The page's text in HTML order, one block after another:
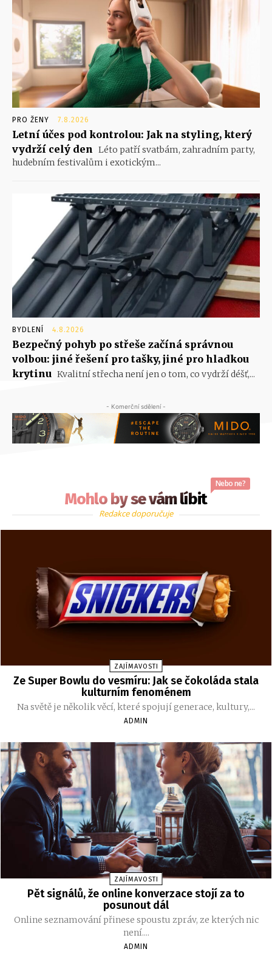
PRO ŽENY 7.8.2026
Letní účes pod kontrolou: Jak na styling, který
vydrží celý den
Léto patří svatbám, zahradním party,
hudebním festivalům i exotickým...
BYDLENÍ 4.8.2026
Bezpečný pohyb po střeše začíná správnou
volbou: jiné řešení pro tašky, jiné pro hladkou
krytinu Kvalitní střecha není jen o tom, co vydrží déšť,...
- Komerční sdělení -
Mohlo by se vám líbit
Nebo ne?
Redakce doporučuje
ZAJÍMAVOSTI
Ze Super Bowlu do vesmíru: Jak se čokoláda stala
kulturním fenoménem
Na světě je několik věcí, které spojují generace, kultury,...
ADMIN
ZAJÍMAVOSTI
Pět signálů, že online konverzace stojí za to
posunout dál
Online seznamování přinese spoustu zpráv, ze kterých nic
není....
ADMIN